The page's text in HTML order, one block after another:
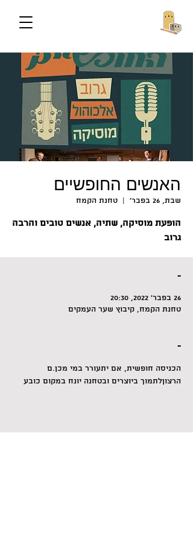
האנשים החופשיים
שבת, 26 בפבר׳
  |
טחנת הקמח
הופעת מוסיקה, שתיה, אנשים טובים והרבה
גרוב
-
26 בפבר׳ 2022, 20:30
טחנת הקמח, קיבוץ שער העמקים
-
הכניסה חופשית, אם יתעורר במי מכן.ם
הרצוןלתמוך ביוצרים ובטחנה יונח במקום כובע